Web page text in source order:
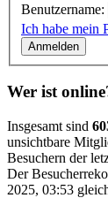
Benutzername:
Ich habe mein
Wer ist
Insgesamt sind
unsichtbare
Besuchern der
Der
2025, 03:53